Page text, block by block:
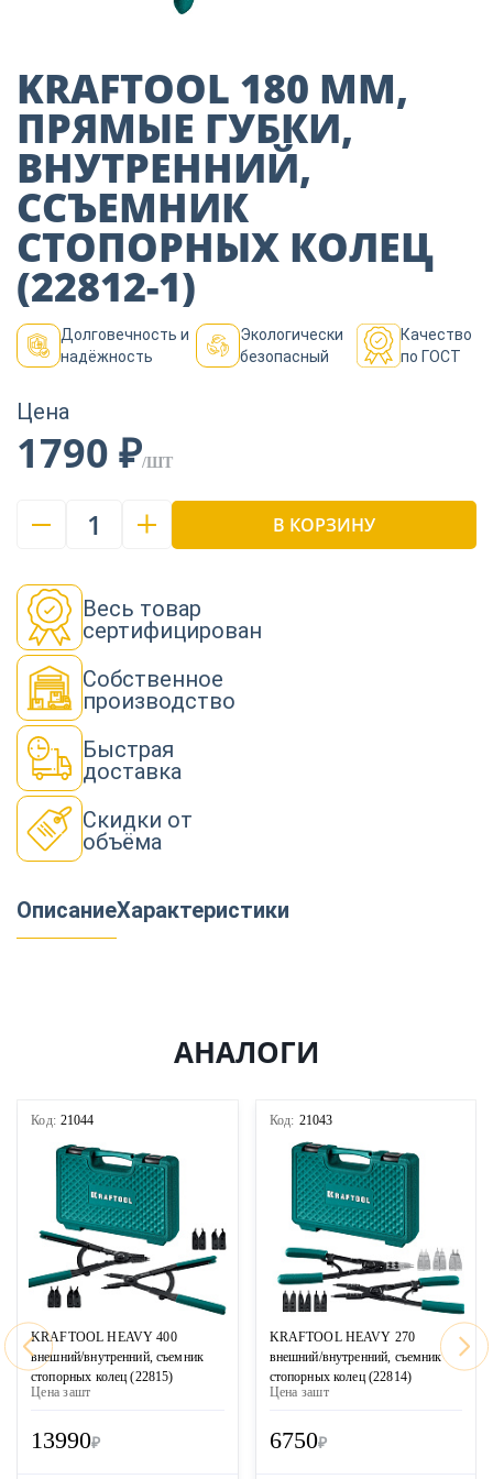
Пиломатериалы
Декор
Изоляция
Инструменты
Продукция из
дерева
Строительство
KRAFTOOL 180 ММ,
ПРЯМЫЕ ГУБКИ,
ВНУТРЕННИЙ,
ССЪЕМНИК
СТОПОРНЫХ КОЛЕЦ
(22812-1)
Долговечность и
надёжность
Экологически
безопасный
Качество
по ГОСТ
Цена
1790 ₽/ШТ
1 В КОРЗИНУ
Весь товар
сертифицирован
Собственное
производство
Быстрая
доставка
Скидки от
объёма
ОписаниеХарактеристики
АНАЛОГИ
Код: 21044
KRAFTOOL HEAVY 400
внешний/внутренний, съемник
стопорных колец (22815)
Цена зашт
13990₽
Код: 21043
KRAFTOOL HEAVY 270
внешний/внутренний, съемник
стопорных колец (22814)
Цена зашт
6750₽